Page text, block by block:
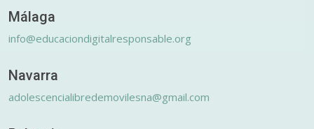
Málaga
info@educaciondigitalresponsable.org
Navarra
adolescencialibredemovilesna@gmail.com